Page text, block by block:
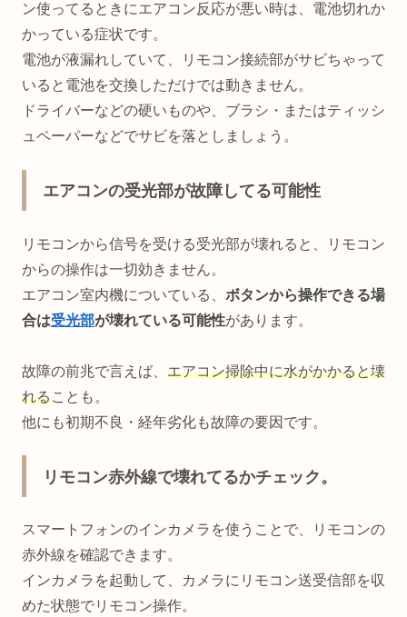
ン使ってるときにエアコン反応が悪い時は、電池切れか
かっている症状です。
電池が液漏れしていて、リモコン接続部がサビちゃって
いると電池を交換しただけでは動きません。
ドライバーなどの硬いものや、ブラシ・またはティッシ
ュペーパーなどでサビを落としましょう。
エアコンの受光部が故障してる可能性
リモコンから信号を受ける受光部が壊れると、リモコン
からの操作は一切効きません。
エアコン室内機についている、 ボタンから操作できる場
合は受光部が壊れている可能性があります。
故障の前兆で言えば、 エアコン掃除中に水がかかると壊
れることも。
他にも初期不良・経年劣化も故障の要因です。
リモコン赤外線で壊れてるかチェック。
スマートフォンのインカメラを使うことで、リモコンの
赤外線を確認できます。
インカメラを起動して、カメラにリモコン送受信部を収
めた状態でリモコン操作。